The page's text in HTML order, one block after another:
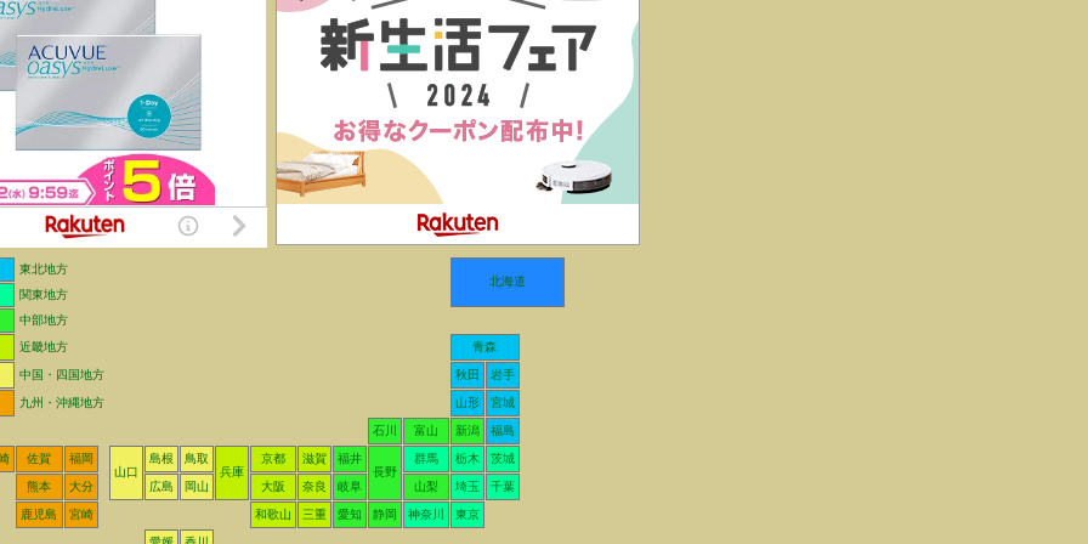
東北地方
北海道
関東地方
中部地方
近畿地方
青森
中国・四国地方 秋田 岩手
九州・沖縄地方 山形 宮城
石川 富山 新潟 福島
佐賀
福岡
山口
島根
鳥取
兵庫
京都 滋賀
福井
長野
群馬 栃木 茨城
熊本 大分 広島 岡山 大阪 奈良 岐阜 山梨 埼玉 千葉
鹿児島 宮崎 和歌山 三重 愛知 静岡 神奈川 東京